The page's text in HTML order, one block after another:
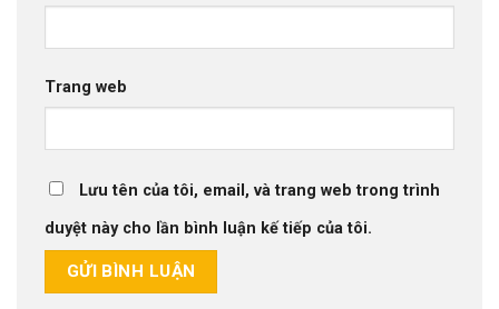
Trang web
Lưu tên của tôi, email, và trang web trong trình
duyệt này cho lần bình luận kế tiếp của tôi.